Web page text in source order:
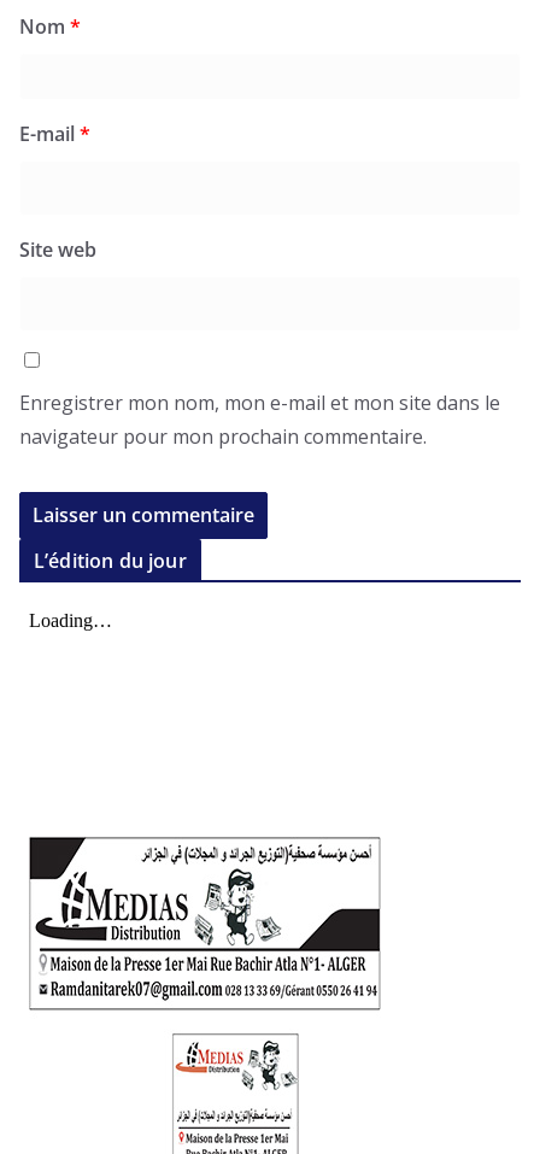
Nom *
E-mail*
Site web
Enregistrer mon nom, mon e-mail et mon site dans le
navigateur pour mon prochain commentaire.
L’édition du jour